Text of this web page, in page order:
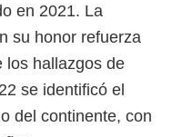
en 2021. La
su honor refuerza
los hallazgos de
se identificó el
del continente, con